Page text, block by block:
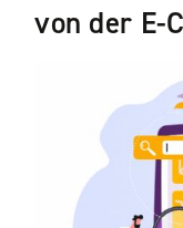
von der E-